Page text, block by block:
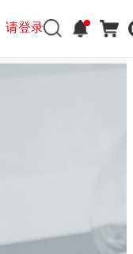
请登录
请登录